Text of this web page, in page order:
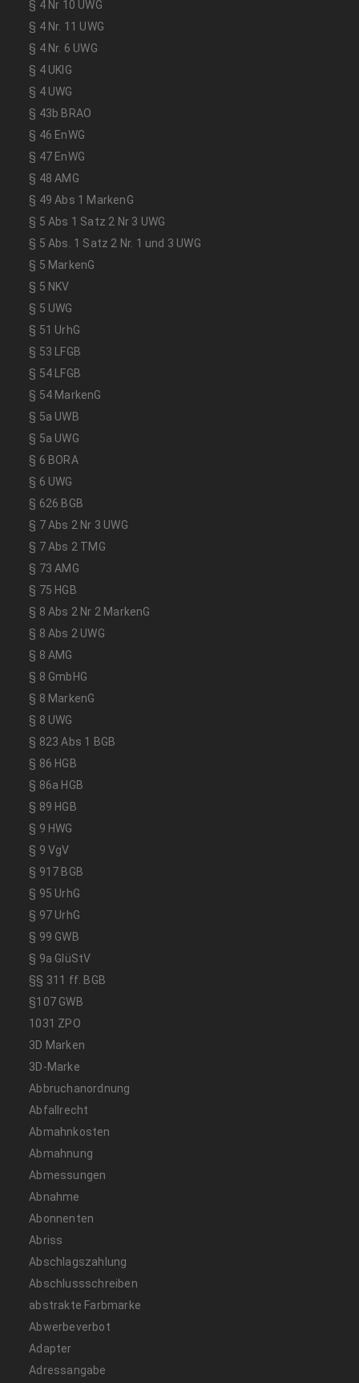
§ 4 Nr 10 UWG
§ 4 Nr. 11 UWG
§ 4 Nr. 6 UWG
§ 4 UKlG
§ 4 UWG
§ 43b BRAO
§ 46 EnWG
§ 47 EnWG
§ 48 AMG
§ 49 Abs 1 MarkenG
§ 5 Abs 1 Satz 2 Nr 3 UWG
§ 5 Abs. 1 Satz 2 Nr. 1 und 3 UWG
§ 5 MarkenG
§ 5 NKV
§ 5 UWG
§ 51 UrhG
§ 53 LFGB
§ 54 LFGB
§ 54 MarkenG
§ 5a UWB
§ 5a UWG
§ 6 BORA
§ 6 UWG
§ 626 BGB
§ 7 Abs 2 Nr 3 UWG
§ 7 Abs 2 TMG
§ 73 AMG
§ 75 HGB
§ 8 Abs 2 Nr 2 MarkenG
§ 8 Abs 2 UWG
§ 8 AMG
§ 8 GmbHG
§ 8 MarkenG
§ 8 UWG
§ 823 Abs 1 BGB
§ 86 HGB
§ 86a HGB
§ 89 HGB
§ 9 HWG
§ 9 VgV
§ 917 BGB
§ 95 UrhG
§ 97 UrhG
§ 99 GWB
§ 9a GlüStV
§§ 311 ff. BGB
§107 GWB
1031 ZPO
3D Marken
3D-Marke
Abbruchanordnung
Abfallrecht
Abmahnkosten
Abmahnung
Abmessungen
Abnahme
Abonnenten
Abriss
Abschlagszahlung
Abschlussschreiben
abstrakte Farbmarke
Abwerbeverbot
Adapter
Adressangabe